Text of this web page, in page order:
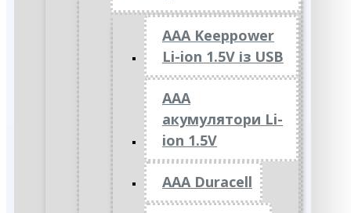
AAA Keeppower
Li-ion 1.5V із USB
ААА
акумулятори Li-
ion 1.5V
AAA Duracell